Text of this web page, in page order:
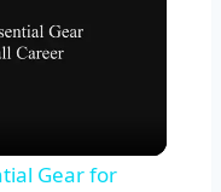
Gear for